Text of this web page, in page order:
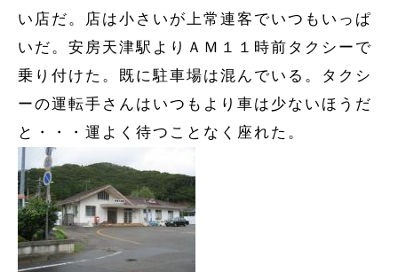
い店だ。店は小さいが上常連客でいつもいっぱ
いだ。安房天津駅よりＡＭ１１時前タクシーで
乗り付けた。既に駐車場は混んでいる。タクシ
ーの運転手さんはいつもより車は少ないほうだ
と・・・運よく待つことなく座れた。